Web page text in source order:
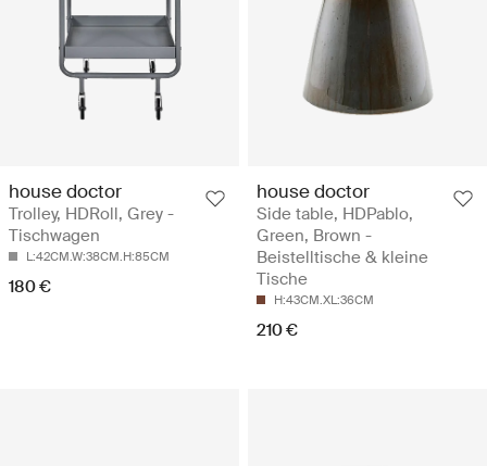
house doctor
Trolley, HDRoll, Grey -
Tischwagen
L:42CM.W:38CM.H:85CM
180 €
house doctor
Side table, HDPablo,
Green, Brown -
Beistelltische & kleine
Tische
H:43CM.XL:36CM
210 €